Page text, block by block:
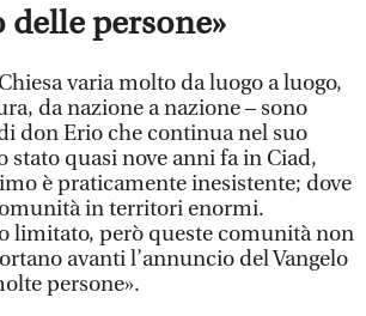
delle persone»
varia molto da luogo a luogo,
da nazione a nazione – sono
don Erio che continua nel suo
stato quasi nove anni fa in Ciad,
è praticamente inesistente; dove
in territori enormi.
limitato, però queste comunità non
avanti l’annuncio del Vangelo
persone».